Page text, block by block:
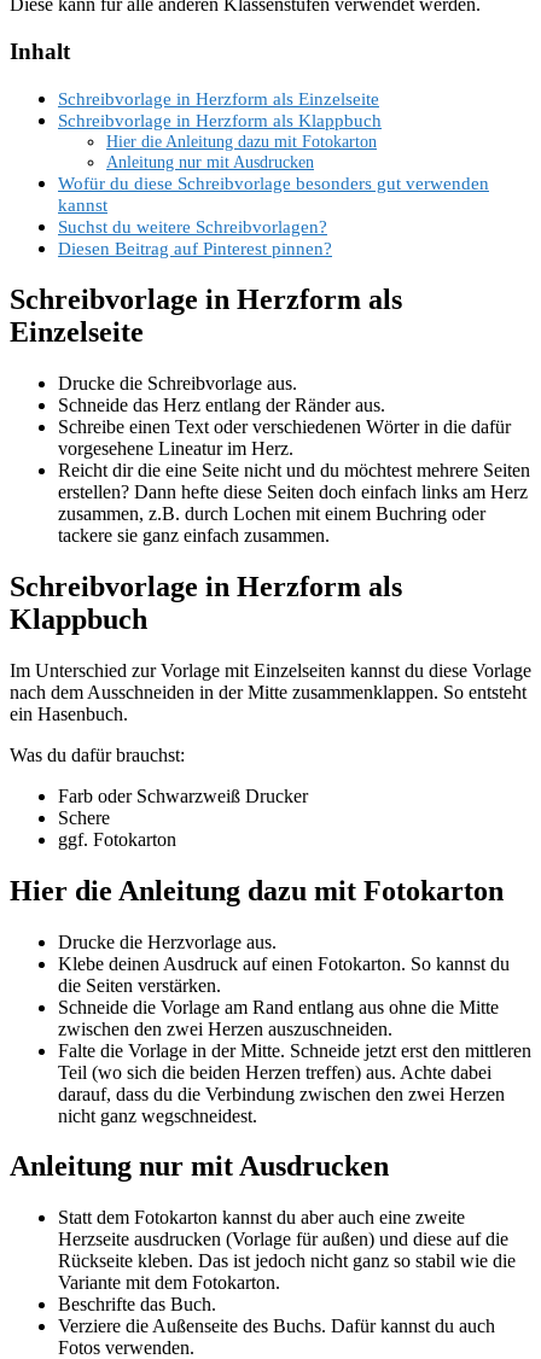
Inhalt
Schreibvorlage in Herzform als Einzelseite
Schreibvorlage in Herzform als Klappbuch
Hier die Anleitung dazu mit Fotokarton
Anleitung nur mit Ausdrucken
Wofür du diese Schreibvorlage besonders gut verwenden
kannst
Suchst du weitere Schreibvorlagen?
Diesen Beitrag auf Pinterest pinnen?
Schreibvorlage in Herzform als
Einzelseite
Drucke die Schreibvorlage aus.
Schneide das Herz entlang der Ränder aus.
Schreibe einen Text oder verschiedenen Wörter in die dafür
vorgesehene Lineatur im Herz.
Reicht dir die eine Seite nicht und du möchtest mehrere Seiten
erstellen? Dann hefte diese Seiten doch einfach links am Herz
zusammen, z.B. durch Lochen mit einem Buchring oder
tackere sie ganz einfach zusammen.
Schreibvorlage in Herzform als
Klappbuch
Im Unterschied zur Vorlage mit Einzelseiten kannst du diese Vorlage
nach dem Ausschneiden in der Mitte zusammenklappen. So entsteht
ein Hasenbuch.
Was du dafür brauchst:
Farb oder Schwarzweiß Drucker
Schere
ggf. Fotokarton
Hier die Anleitung dazu mit Fotokarton
Drucke die Herzvorlage aus.
Klebe deinen Ausdruck auf einen Fotokarton. So kannst du
die Seiten verstärken.
Schneide die Vorlage am Rand entlang aus ohne die Mitte
zwischen den zwei Herzen auszuschneiden.
Falte die Vorlage in der Mitte. Schneide jetzt erst den mittleren
Teil (wo sich die beiden Herzen treffen) aus. Achte dabei
darauf, dass du die Verbindung zwischen den zwei Herzen
nicht ganz wegschneidest.
Anleitung nur mit Ausdrucken
Statt dem Fotokarton kannst du aber auch eine zweite
Herzseite ausdrucken (Vorlage für außen) und diese auf die
Rückseite kleben. Das ist jedoch nicht ganz so stabil wie die
Variante mit dem Fotokarton.
Beschrifte das Buch.
Verziere die Außenseite des Buchs. Dafür kannst du auch
Fotos verwenden.